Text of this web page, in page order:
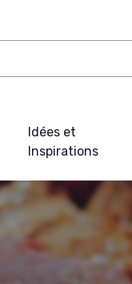
Idées et
Inspirations